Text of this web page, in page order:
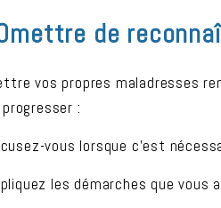
de
vos propres maladresses
:
vous lorsque c’est
les démarches que